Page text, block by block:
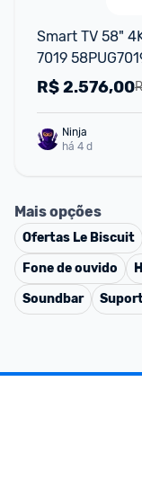
Smart TV 58"
7019
Assistente 3
R$2.576,00
há 4 d
Mais opções
Ofertas Le Biscuit
Fone de ouvido
Soundbar